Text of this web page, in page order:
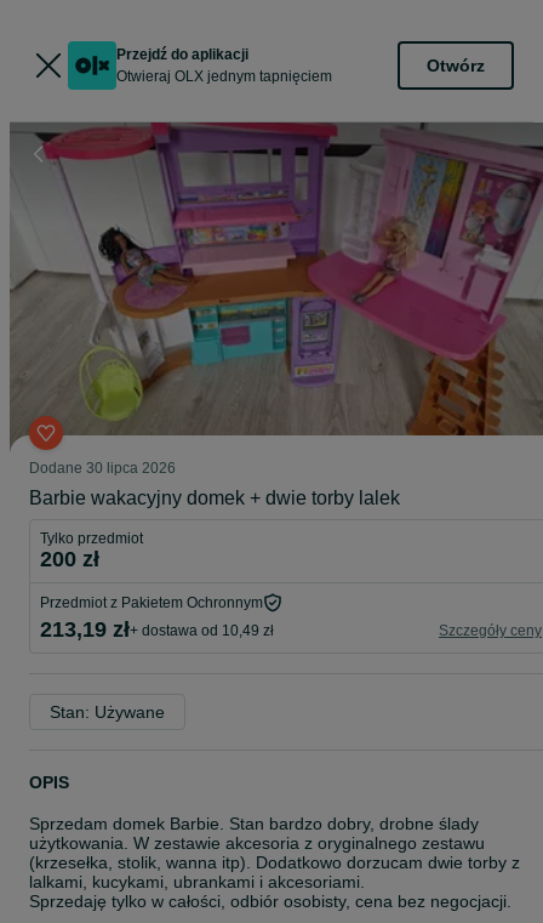
Przejdź do aplikacji
Otwieraj OLX jednym tapnięciem
Otwórz
Dodane 30 lipca 2026
Barbie wakacyjny domek + dwie torby lalek
Tylko przedmiot
200 zł
Przedmiot z Pakietem Ochronnym
213,19 zł+ dostawa od 10,49 zł Szczegóły ceny
Stan: Używane
OPIS
Sprzedam domek Barbie. Stan bardzo dobry, drobne ślady
użytkowania. W zestawie akcesoria z oryginalnego zestawu
(krzesełka, stolik, wanna itp). Dodatkowo dorzucam dwie torby z
lalkami, kucykami, ubrankami i akcesoriami.
Sprzedaję tylko w całości, odbiór osobisty, cena bez negocjacji.